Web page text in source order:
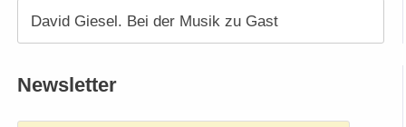
David Giesel. Bei der Musik zu Gast
Newsletter